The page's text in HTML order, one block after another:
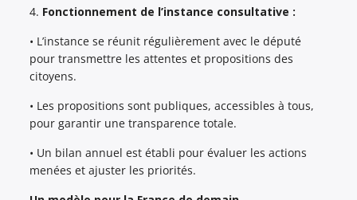
4. Fonctionnement de l’instance consultative :
• L’instance se réunit régulièrement avec le député
pour transmettre les attentes et propositions des
citoyens.
• Les propositions sont publiques, accessibles à tous,
pour garantir une transparence totale.
• Un bilan annuel est établi pour évaluer les actions
menées et ajuster les priorités.